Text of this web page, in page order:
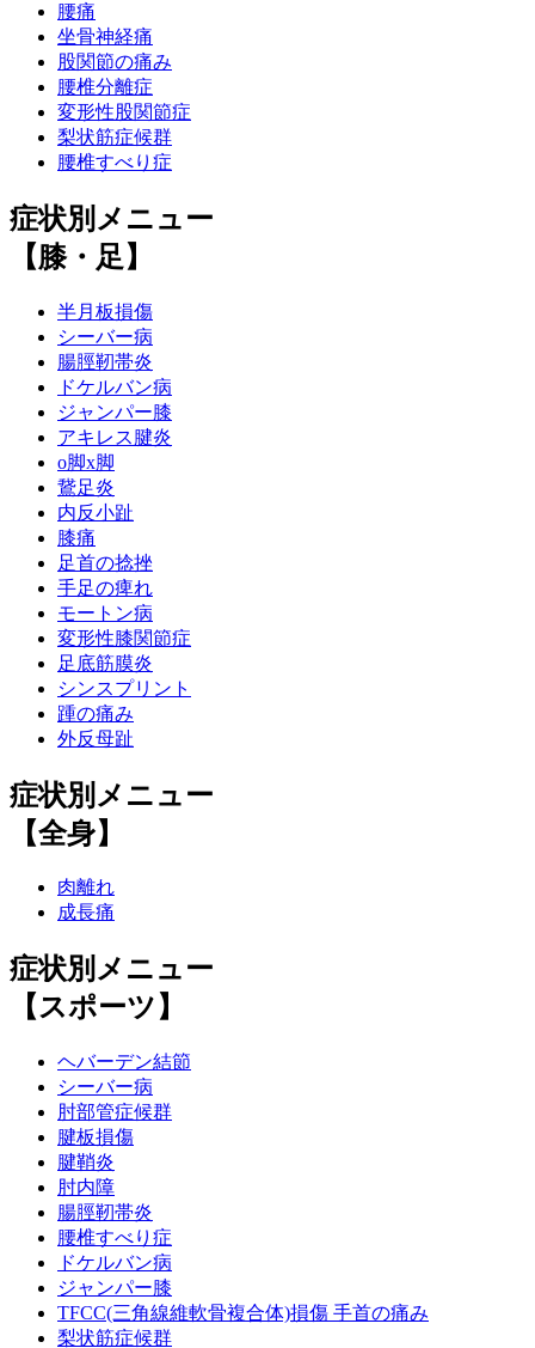
腰痛
坐骨神経痛
股関節の痛み
腰椎分離症
変形性股関節症
梨状筋症候群
腰椎すべり症
症状別メニュー
【膝・足】
半月板損傷
シーバー病
腸脛靭帯炎
ドケルバン病
ジャンパー膝
アキレス腱炎
o脚x脚
鵞足炎
内反小趾
膝痛
足首の捻挫
手足の痺れ
モートン病
変形性膝関節症
足底筋膜炎
シンスプリント
踵の痛み
外反母趾
症状別メニュー
【全身】
肉離れ
成長痛
症状別メニュー
【スポーツ】
ヘバーデン結節
シーバー病
肘部管症候群
腱板損傷
腱鞘炎
肘内障
腸脛靭帯炎
腰椎すべり症
ドケルバン病
ジャンパー膝
TFCC(三角線維軟骨複合体)損傷 手首の痛み
梨状筋症候群